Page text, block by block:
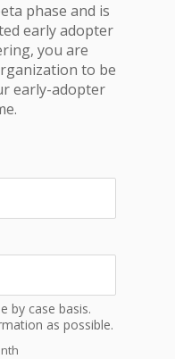
phase and is
early adopter
you are
to be
early-adopter
by case basis.
as possible.